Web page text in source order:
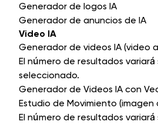
Generador de logos IA
Generador de anuncios de IA
Video IA
Generador de videos IA (video
El número de resultados
seleccionado.
Generador de Videos IA con
Estudio de Movimiento (imagen
El número de resultados